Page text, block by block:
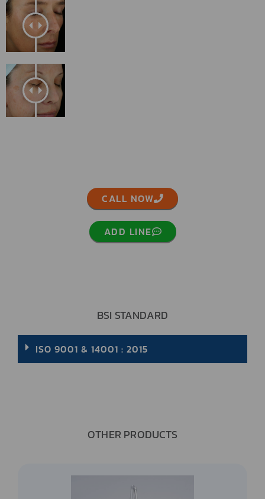
CALL NOW
ADD LINE
BSI STANDARD
ISO 9001 & 14001 : 2015
OTHER PRODUCTS